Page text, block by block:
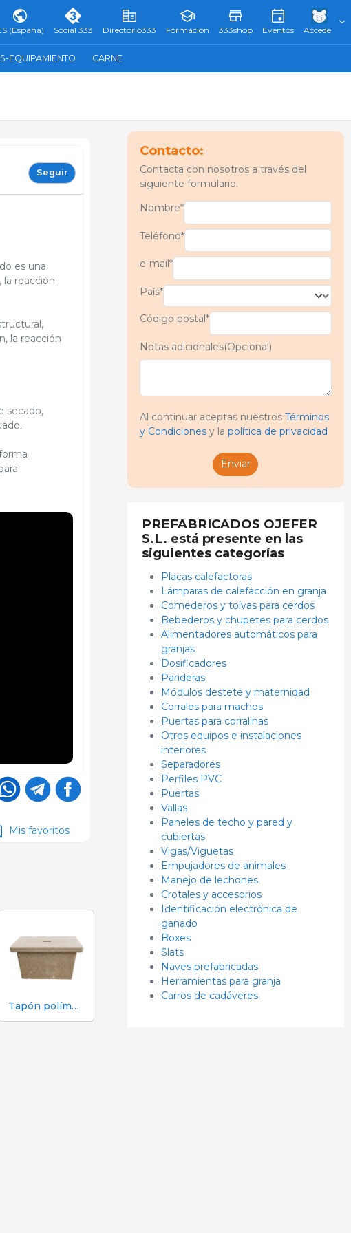
(España) Social 333 Directorio333 Formación 333shop Eventos Accede
EQUIPAMIENTO CARNE
Seguir
es una
reacción
la reacción
secado,
Mis favoritos
Tapón polímero limpieza paridera slat plástico
Contacto:
Contacta con nosotros a través del
siguiente formulario.
Nombre*
Teléfono*
e-mail*
País*
Código postal*
Notas adicionales(Opcional)
Al continuar aceptas nuestros Términos
y Condicionesy la política de privacidad
Enviar
PREFABRICADOS OJEFER
S.L. está presente en las
siguientes categorías
Placas calefactoras
Lámparas de calefacción en granja
Comederos y tolvas para cerdos
Bebederos y chupetes para cerdos
Alimentadores automáticos para
granjas
Dosificadores
Parideras
Módulos destete y maternidad
Corrales para machos
Puertas para corralinas
Otros equipos e instalaciones
interiores
Separadores
Perfiles PVC
Puertas
Vallas
Paneles de techo y pared y
cubiertas
Vigas/Viguetas
Empujadores de animales
Manejo de lechones
Crotales y accesorios
Identificación electrónica de
ganado
Boxes
Slats
Naves prefabricadas
Herramientas para granja
Carros de cadáveres